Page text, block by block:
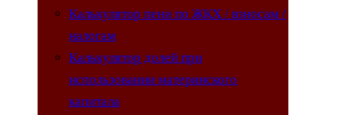
Калькулятор пени по ЖКХ / взносам /
налогам
Калькулятор долей при
использовании материнского
капитала